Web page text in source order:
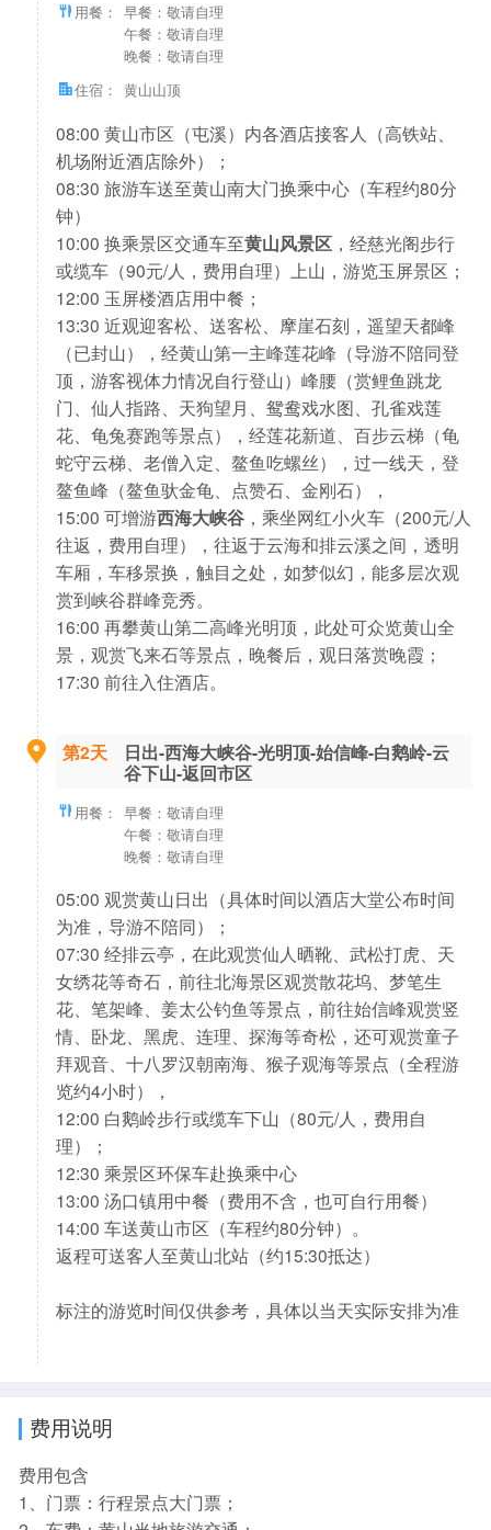
用餐： 早餐：敬请自理
午餐：敬请自理
晚餐：敬请自理
住宿： 黄山山顶
08:00 黄山市区（屯溪）内各酒店接客人（高铁站、
机场附近酒店除外）；
08:30 旅游车送至黄山南大门换乘中心（车程约80分
钟）
10:00 换乘景区交通车至黄山风景区 ，经慈光阁步行
或缆车（90元/人，费用自理）上山，游览玉屏景区；
12:00 玉屏楼酒店用中餐；
13:30 近观迎客松、送客松、摩崖石刻，遥望天都峰
（已封山），经黄山第一主峰莲花峰（导游不陪同登
顶，游客视体力情况自行登山）峰腰（赏鲤鱼跳龙
门、仙人指路、天狗望月、鸳鸯戏水图、孔雀戏莲
花、龟兔赛跑等景点），经莲花新道、百步云梯（龟
蛇守云梯、老僧入定、鳌鱼吃螺丝），过一线天，登
鳌鱼峰（鳌鱼驮金龟、点赞石、金刚石），
15:00 可增游西海大峡谷 ，乘坐网红小火车（200元/人
往返，费用自理），往返于云海和排云溪之间，透明
车厢，车移景换，触目之处，如梦似幻，能多层次观
赏到峡谷群峰竞秀。
16:00 再攀黄山第二高峰光明顶，此处可众览黄山全
景，观赏飞来石等景点，晚餐后，观日落赏晚霞；
17:30 前往入住酒店。
第2天
日出-西海大峡谷-光明顶-始信峰-白鹅岭-云
谷下山-返回市区
用餐： 早餐：敬请自理
午餐：敬请自理
晚餐：敬请自理
05:00 观赏黄山日出（具体时间以酒店大堂公布时间
为准，导游不陪同）；
07:30 经排云亭，在此观赏仙人晒靴、武松打虎、天
女绣花等奇石，前往北海景区观赏散花坞、梦笔生
花、笔架峰、姜太公钓鱼等景点，前往始信峰观赏竖
情、卧龙、黑虎、连理、探海等奇松，还可观赏童子
拜观音、十八罗汉朝南海、猴子观海等景点（全程游
览约4小时），
12:00 白鹅岭步行或缆车下山（80元/人，费用自
理）；
12:30 乘景区环保车赴换乘中心
13:00 汤口镇用中餐（费用不含，也可自行用餐）
14:00 车送黄山市区（车程约80分钟）。
返程可送客人至黄山北站（约15:30抵达）
标注的游览时间仅供参考，具体以当天实际安排为准
费用说明
费用包含
1、门票：行程景点大门票；